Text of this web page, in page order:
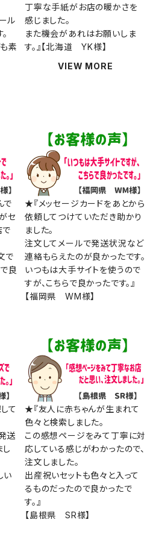
ル
素
丁寧な手紙がお店の暖かさを
感じました。
また機会があれはお願いしま
す。』【北海道 YK様】
VIEW MORE
で
セ
で
で
良
★『メッセージカードをあとから
依頼してつけていただき助かり
ました。
注文してメールで発送状況など
連絡もらえたのが良かったです。
いつもは大手サイトを使うので
すが、こちらで良かったです。』
【福岡県 WM様】
て
送
い
★『友人に赤ちゃんが生まれて
色々と検索しました。
この感想ページをみて丁寧に対
応している感じがわかったので、
注文しました。
出産祝いセットも色々と入って
るものだったので良かったで
す。』
【島根県 SR様】